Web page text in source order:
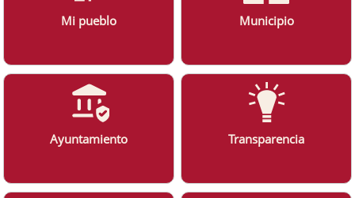
Mi pueblo Municipio
Ayuntamiento Transparencia